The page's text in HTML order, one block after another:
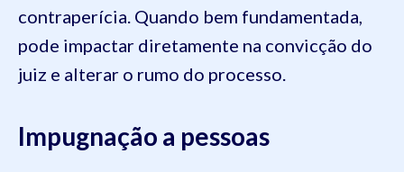
contraperícia. Quando bem fundamentada,
pode impactar diretamente na convicção do
juiz e alterar o rumo do processo.
Impugnação a pessoas